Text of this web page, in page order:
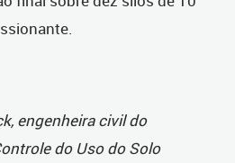
engenheira civil do
do Uso do Solo